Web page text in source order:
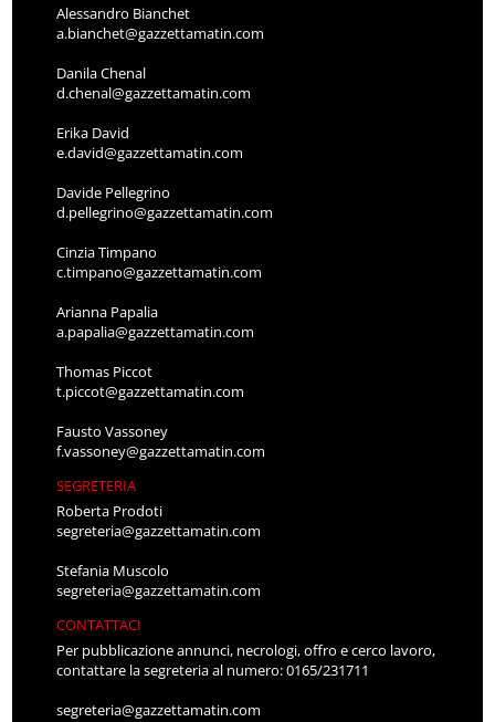
Alessandro Bianchet
a.bianchet@gazzettamatin.com
Danila Chenal
d.chenal@gazzettamatin.com
Erika David
e.david@gazzettamatin.com
Davide Pellegrino
d.pellegrino@gazzettamatin.com
Cinzia Timpano
c.timpano@gazzettamatin.com
Arianna Papalia
a.papalia@gazzettamatin.com
Thomas Piccot
t.piccot@gazzettamatin.com
Fausto Vassoney
f.vassoney@gazzettamatin.com
SEGRETERIA
Roberta Prodoti
segreteria@gazzettamatin.com
Stefania Muscolo
segreteria@gazzettamatin.com
CONTATTACI
Per pubblicazione annunci, necrologi, offro e cerco lavoro,
contattare la segreteria al numero: 0165/231711
segreteria@gazzettamatin.com